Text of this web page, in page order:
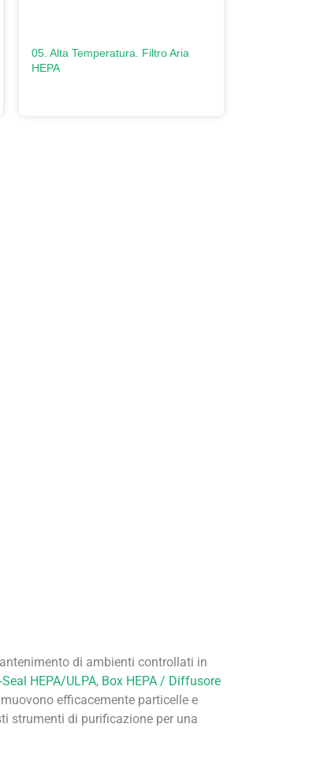
05. Alta Temperatura. Filtro Aria
HEPA
di ambienti controllati in
Seal HEPA/ULPA, Box HEPA / Diffusore
efficacemente particelle e
strumenti di purificazione per una